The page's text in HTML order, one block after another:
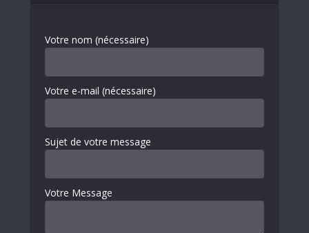
Votre nom (nécessaire)
Votre e-mail (nécessaire)
Sujet de votre message
Votre Message